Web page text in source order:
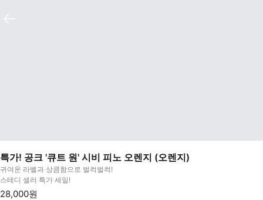
특가! 공크 '큐트 원' 시비 피노 오렌지 (오렌지)
귀여운 라벨과 상큼함으로 벌컥벌컥!
스테디 셀러 특가 세일!
28,000원